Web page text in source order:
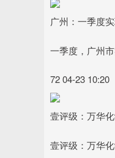
广州：一季度
一季度，广州
72 04-23 10:20
壹评级：万华
壹评级：万华